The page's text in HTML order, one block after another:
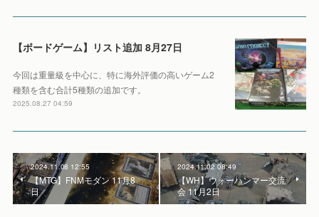
【ボードゲーム】リスト追加 8月27日
今回は重量級を中心に、特に海外評価の高いゲーム2
種類を含む合計5種類の追加です。
2025.08.27 04:59
2024.11.08 12:55
【MTG】FNMモダン 11月8
日
2024.11.02 08:49
【WH】ウォーハンマー交流
会 11月2日